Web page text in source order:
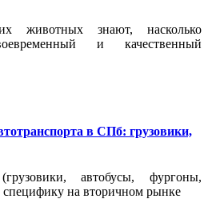
животных знают, насколько
и качественный
в СПб: грузовики,
автобусы, фургоны,
на вторичном рынке